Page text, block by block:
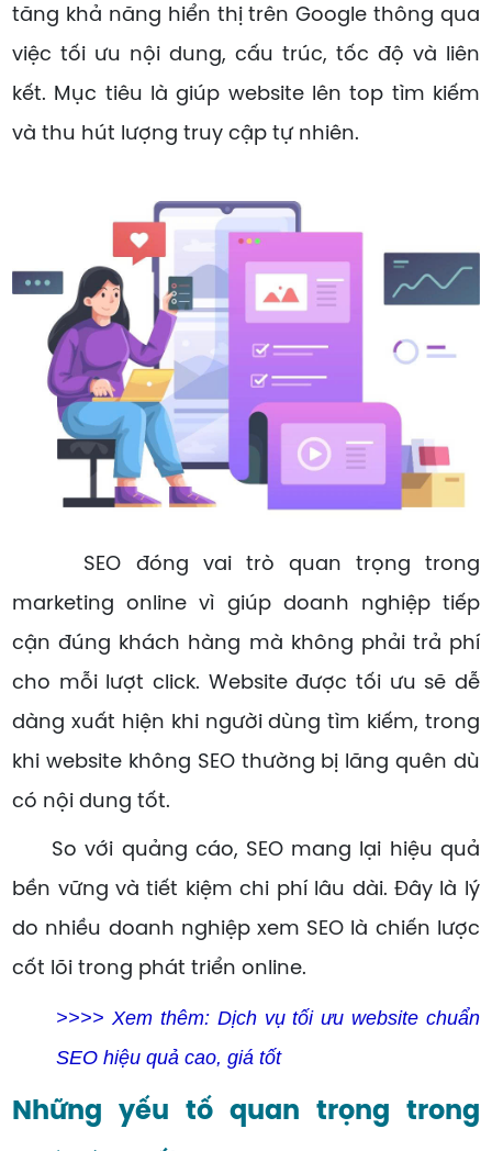
tăng khả năng hiển thị trên Google thông qua
việc tối ưu nội dung, cấu trúc, tốc độ và liên
kết. Mục tiêu là giúp website lên top tìm kiếm
và thu hút lượng truy cập tự nhiên.
SEO đóng vai trò quan trọng trong
marketing online vì giúp doanh nghiệp tiếp
cận đúng khách hàng mà không phải trả phí
cho mỗi lượt click. Website được tối ưu sẽ dễ
dàng xuất hiện khi người dùng tìm kiếm, trong
khi website không SEO thường bị lãng quên dù
có nội dung tốt.
So với quảng cáo, SEO mang lại hiệu quả
bền vững và tiết kiệm chi phí lâu dài. Đây là lý
do nhiều doanh nghiệp xem SEO là chiến lược
cốt lõi trong phát triển online.
>>>> Xem thêm: Dịch vụ tối ưu website chuẩn
SEO hiệu quả cao, giá tốt
Những yếu tố quan trọng trong